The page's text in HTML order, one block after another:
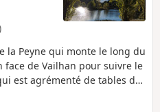
la Peyne qui monte le long du
de Vailhan pour suivre le
est agrémenté de tables de